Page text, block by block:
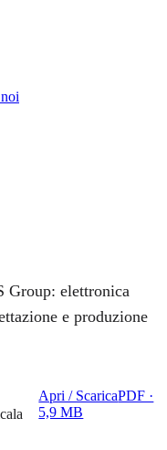
Group: elettronica
e produzione
Apri / ScaricaPDF ·
5,9 MB